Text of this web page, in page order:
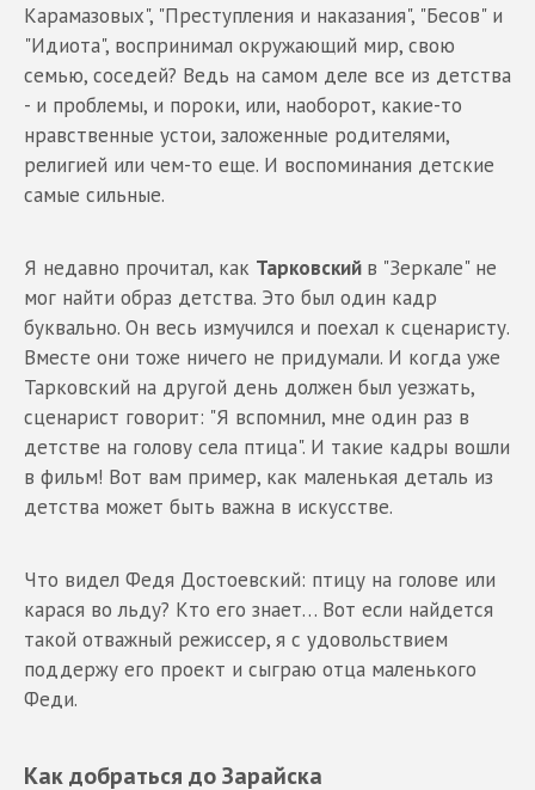
Карамазовых", "Преступления и наказания", "Бесов" и
"Идиота", воспринимал окружающий мир, свою
семью, соседей? Ведь на самом деле все из детства
- и проблемы, и пороки, или, наоборот, какие-то
нравственные устои, заложенные родителями,
религией или чем-то еще. И воспоминания детские
самые сильные.
Я недавно прочитал, как Тарковский в "Зеркале" не
мог найти образ детства. Это был один кадр
буквально. Он весь измучился и поехал к сценаристу.
Вместе они тоже ничего не придумали. И когда уже
Тарковский на другой день должен был уезжать,
сценарист говорит: "Я вспомнил, мне один раз в
детстве на голову села птица". И такие кадры вошли
в фильм! Вот вам пример, как маленькая деталь из
детства может быть важна в искусстве.
Что видел Федя Достоевский: птицу на голове или
карася во льду? Кто его знает… Вот если найдется
такой отважный режиссер, я с удовольствием
поддержу его проект и сыграю отца маленького
Феди.
Как добраться до Зарайска